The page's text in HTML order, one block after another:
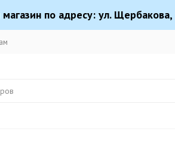
по адресу: ул.